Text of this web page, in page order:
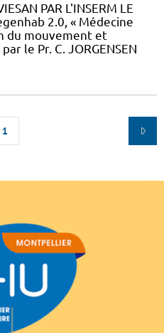
PAR L'INSERM LE
2.0, « Médecine
du mouvement et
le Pr. C. JORGENSEN
1